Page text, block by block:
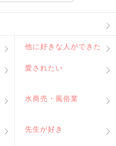
他に好きな人ができた
愛されたい
水商売・風俗業
先生が好き